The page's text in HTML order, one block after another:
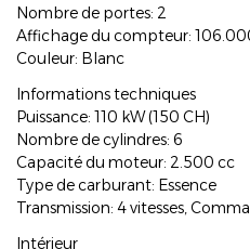
Nombre de portes: 2
Affichage du compteur:
Couleur: Blanc
Informations techniques
Puissance: 110 kW (150 CH)
Nombre de cylindres: 6
Capacité du moteur: 2.500 cc
Type de carburant: Essence
Transmission: 4 vitesses,
Intérieur